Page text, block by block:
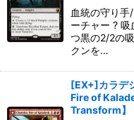
血統の守り
ーチャー ?
つ黒の2/2の
クンを…
[EX+]カラデ
Fire of
Transform】